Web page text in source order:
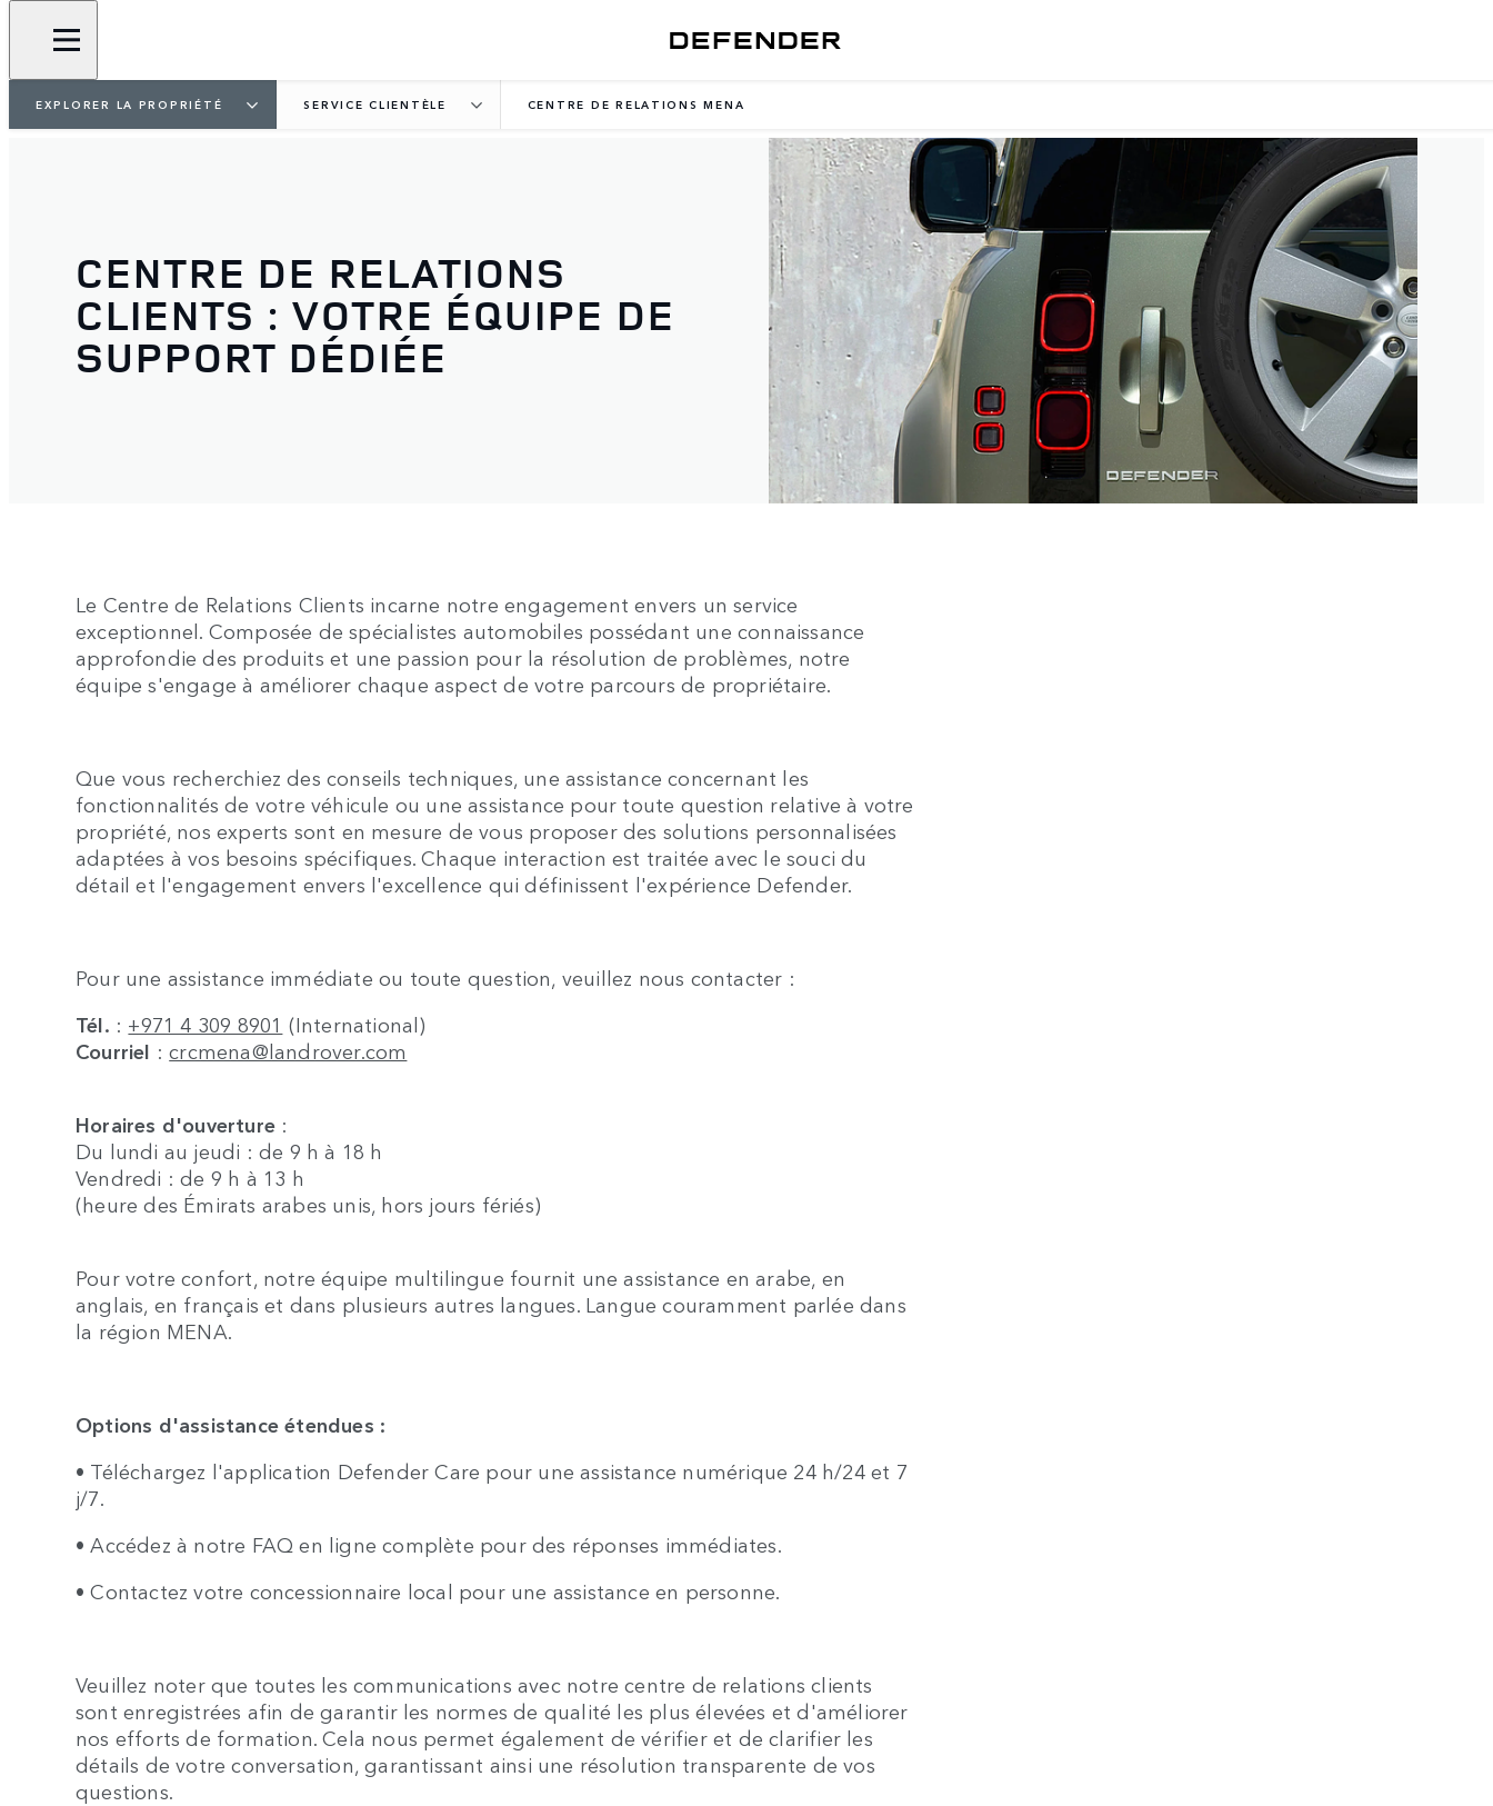
EXPLORER LA PROPRIÉTÉ SERVICE CLIENTÈLE CENTRE DE RELATIONS MENA
CENTRE DE RELATIONS
CLIENTS : VOTRE ÉQUIPE DE
SUPPORT DÉDIÉE
Le Centre de Relations Clients incarne notre engagement envers un service
exceptionnel. Composée de spécialistes automobiles possédant une connaissance
approfondie des produits et une passion pour la résolution de problèmes, notre
équipe s'engage à améliorer chaque aspect de votre parcours de propriétaire.
Que vous recherchiez des conseils techniques, une assistance concernant les
fonctionnalités de votre véhicule ou une assistance pour toute question relative à votre
propriété, nos experts sont en mesure de vous proposer des solutions personnalisées
adaptées à vos besoins spécifiques. Chaque interaction est traitée avec le souci du
détail et l'engagement envers l'excellence qui définissent l'expérience Defender.
Pour une assistance immédiate ou toute question, veuillez nous contacter :
Tél. : +971 4 309 8901 (International)
Courriel :crcmena@landrover.com
Horaires d'ouverture :
Du lundi au jeudi : de 9 h à 18 h
Vendredi : de 9 h à 13 h
(heure des Émirats arabes unis, hors jours fériés)
Pour votre confort, notre équipe multilingue fournit une assistance en arabe, en
anglais, en français et dans plusieurs autres langues. Langue couramment parlée dans
la région MENA.
Options d'assistance étendues :
• Téléchargez l'application Defender Care pour une assistance numérique 24 h/24 et 7
j/7.
• Accédez à notre FAQ en ligne complète pour des réponses immédiates.
• Contactez votre concessionnaire local pour une assistance en personne.
Veuillez noter que toutes les communications avec notre centre de relations clients
sont enregistrées afin de garantir les normes de qualité les plus élevées et d'améliorer
nos efforts de formation. Cela nous permet également de vérifier et de clarifier les
détails de votre conversation, garantissant ainsi une résolution transparente de vos
questions.